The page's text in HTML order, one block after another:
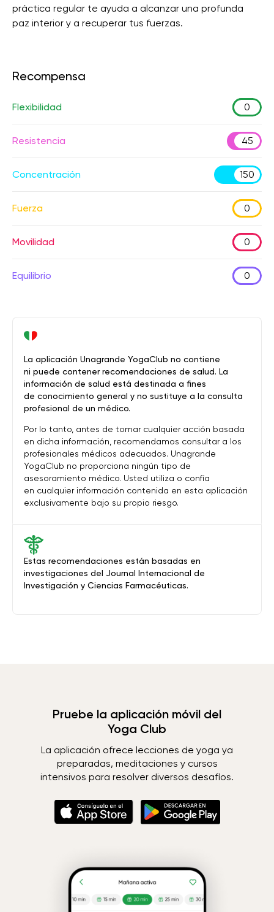
práctica regular te ayuda a alcanzar una profunda
paz interior y a recuperar tus fuerzas.
Recompensa
Flexibilidad 0
Resistencia 45
Concentración 150
Fuerza 0
Movilidad 0
Equilibrio 0
Estas recomendaciones están basadas en
investigaciones del Journal Internacional de
Investigación y Ciencias Farmacéuticas.
La aplicación Unagrande YogaClub no contiene
ni puede contener recomendaciones de salud. La
información de salud está destinada a fines
de conocimiento general y no sustituye a la consulta
profesional de un médico.
Por lo tanto, antes de tomar cualquier acción basada
en dicha información, recomendamos consultar a los
profesionales médicos adecuados. Unagrande
YogaClub no proporciona ningún tipo de
asesoramiento médico. Usted utiliza o confía
en cualquier información contenida en esta aplicación
exclusivamente bajo su propio riesgo.
Pruebe la aplicación móvil del
Yoga Club
La aplicación ofrece lecciones de yoga ya
preparadas, meditaciones y cursos
intensivos para resolver diversos desafíos.